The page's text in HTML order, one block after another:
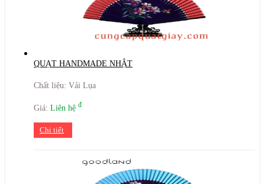
QUẠT HANDMADE NHẬT
Chất liệu: Vải Lụa
Giá: Liên hệ đ
Chi tiết